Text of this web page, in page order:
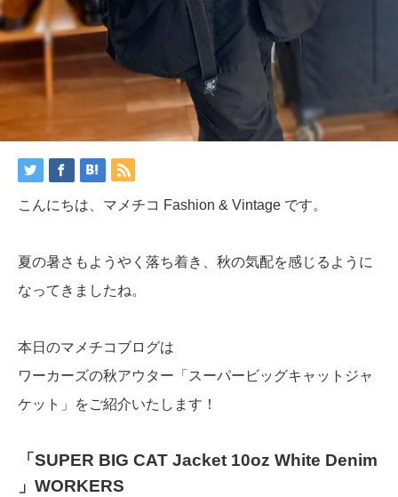
こんにちは、マメチコ Fashion & Vintage です。
夏の暑さもようやく落ち着き、秋の気配を感じるように
なってきましたね。
本日のマメチコブログは
ワーカーズの秋アウター「スーパービッグキャットジャ
ケット」をご紹介いたします！
「SUPER BIG CAT Jacket 10oz White Denim
」WORKERS